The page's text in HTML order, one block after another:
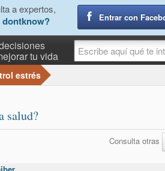
a expertos,
dontknow? Entrar con
tu vida
estrés
salud?
Consulta otras